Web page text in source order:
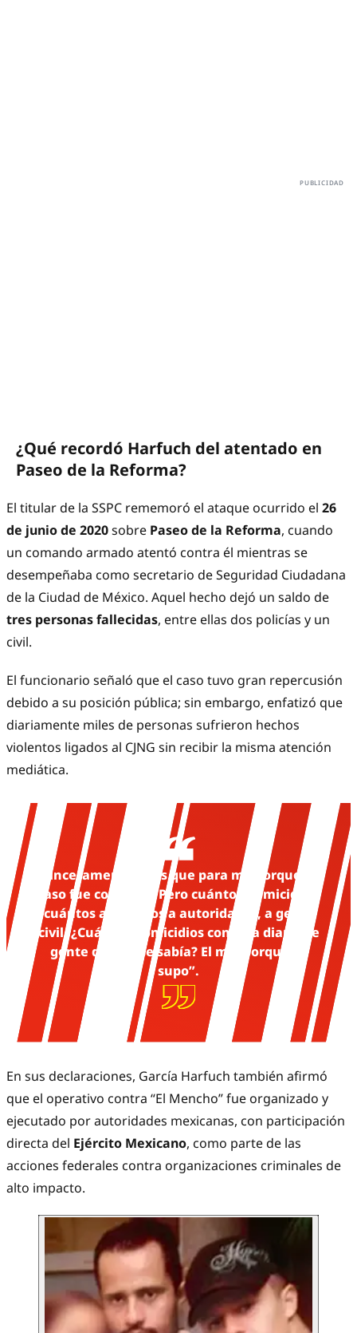
¿Qué recordó Harfuch del atentado en
Paseo de la Reforma?
El titular de la SSPC rememoró el ataque ocurrido el 26
de junio de 2020sobre Paseo de la Reforma, cuando
un comando armado atentó contra él mientras se
desempeñaba como secretario de Seguridad Ciudadana
de la Ciudad de México. Aquel hecho dejó un saldo de
tres personas fallecidas, entre ellas dos policías y un
civil.
El funcionario señaló que el caso tuvo gran repercusión
debido a su posición pública; sin embargo, enfatizó que
diariamente miles de personas sufrieron hechos
violentos ligados al CJNG sin recibir la misma atención
mediática.
“Sinceramente, más que para mí, porque mi
caso fue conocido. Pero cuántos homicidios,
cuántos atentados a autoridades, a gente
civil. ¿Cuántos homicidios cometía diario de
gente que no se sabía? El mío porque se
supo”.
En sus declaraciones, García Harfuch también afirmó
que el operativo contra “El Mencho” fue organizado y
ejecutado por autoridades mexicanas, con participación
directa del Ejército Mexicano, como parte de las
acciones federales contra organizaciones criminales de
alto impacto.